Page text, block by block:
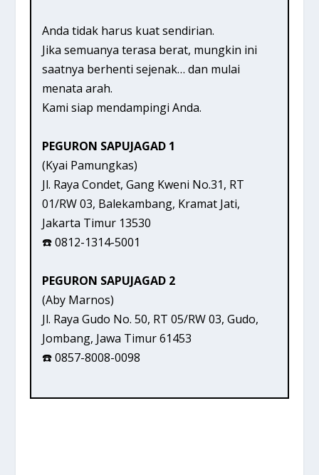
Anda tidak harus kuat sendirian.
Jika semuanya terasa berat, mungkin ini
saatnya berhenti sejenak… dan mulai
menata arah.
Kami siap mendampingi Anda.
PEGURON SAPUJAGAD 1
(Kyai Pamungkas)
Jl. Raya Condet, Gang Kweni No.31, RT
01/RW 03, Balekambang, Kramat Jati,
Jakarta Timur 13530
☎️ 0812-1314-5001
PEGURON SAPUJAGAD 2
(Aby Marnos)
Jl. Raya Gudo No. 50, RT 05/RW 03, Gudo,
Jombang, Jawa Timur 61453
☎️ 0857-8008-0098